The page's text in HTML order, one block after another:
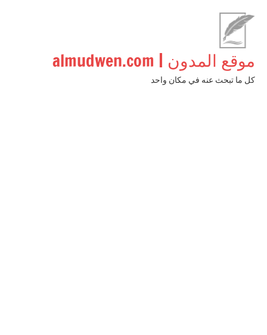
المحتوى
موقع المدون | almudwen.com
كل ما تبحث عنه في مكان واحد